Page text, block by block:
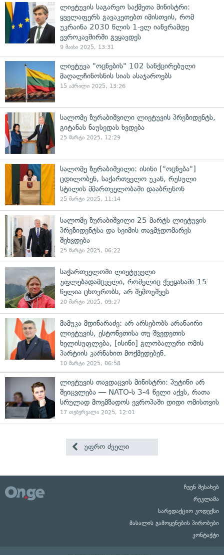
ლიეტუვის საგარეო საქმეთა მინისტრი:
ყველაფერს გავაკეთებთ იმისთვის, რომ
უკრაინა 2030 წლის 1-ელ იანვრამდე
ევროკავშირში გვყავდეს
9 მაისი 2025, 13:31
ლიეტუვა "ოცნების" 102 სანქცირებული
მაღალჩინოსნის სიას ასაჯაროებს
15 აპრილი 2025, 13:26
სალომე ზურაბიშვილი ლიეტუვის პრეზიდენტს,
გიტანას ნაუსედას ხვდება
25 მარტი 2025, 12:29
სალომე ზურაბიშვილი: ისინი ["ოცნება"]
ცდილობენ, საქართველო უკან, რუსული
სტილის მმართველობაში დააბრუნონ
25 მარტი 2025, 11:14
სალომე ზურაბიშვილი 25 მარტს ლიეტუვის
პრეზიდენტსა და სეიმის თავმჯდომარეს
შეხვდება
25 მარტი 2025, 06:22
საქართველოში ლიეტუველი
უფლებადამცველი, რომელიც ქვეყანაში 15
წელია ცხოვრობს, არ შემოუშვეს
20 მარტი 2025, 09:27
მამუკა მდინარაძე: არ არსებობს არანაირი
ლიეტუვის, ესტონეთისა თუ შვედეთის
ხელისუფლება, [ისინი] გლობალური ომის
პარტიის კარნახით მოქმედებენ.
10 მარტი 2025, 06:58
ლიეტუვის თავდაცვის მინისტრი: პუტინი არ
შეიცვლება — NATO-ს 3-4 წელი აქვს, რათა
სრულად მოემზადოს ევროპაში დიდი ომისთვის
17 თებერვალი 2025, 12:01
უფრო ძველი
ჩვენ შესახებ
რეკლამა
სარედაქციო კოდექსი
მასალის გამოყენების პირობები
კონტაქტი